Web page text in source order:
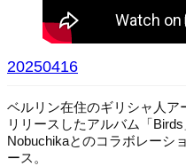
20250416
ベルリン在住のギリシャ人ア
リリースしたアルバム「
Nobuchikaとのコラボレーシ
ース。